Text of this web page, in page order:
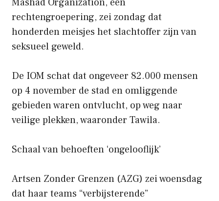
rechtengroepering, zei zondag dat
honderden meisjes het slachtoffer zijn van
seksueel geweld.
De IOM schat dat ongeveer 82.000 mensen
op 4 november de stad en omliggende
gebieden waren ontvlucht, op weg naar
veilige plekken, waaronder Tawila.
Schaal van behoeften ‘ongelooflijk’
Artsen Zonder Grenzen (AZG) zei woensdag
dat haar teams “verbijsterende”